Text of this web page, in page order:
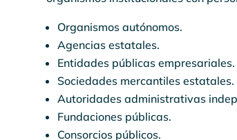
Organismos autónomos.
Agencias estatales.
Entidades públicas empresariales.
Sociedades mercantiles estatales.
Autoridades administrativas
Fundaciones públicas.
Consorcios públicos.